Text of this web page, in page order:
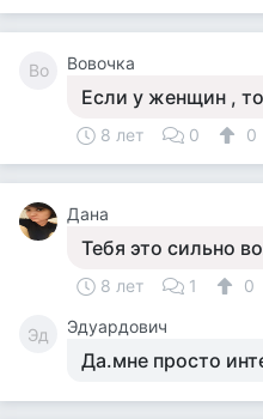
Во Вовочка
Если у женщин ,
8 лет 0 0
Дана
Тебя это сильно
8 лет 1 0
Эд Эдуардович
Да.мне просто